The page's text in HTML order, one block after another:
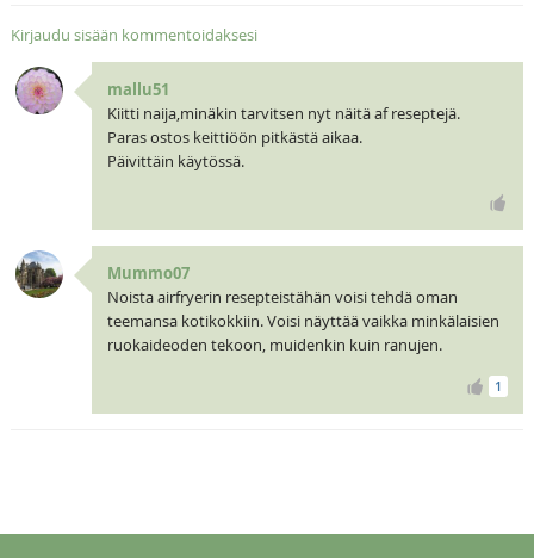
Kirjaudu sisään kommentoidaksesi
mallu51
Kiitti naija,minäkin tarvitsen nyt näitä af reseptejä.
Paras ostos keittiöön pitkästä aikaa.
Päivittäin käytössä.
Mummo07
Noista airfryerin resepteistähän voisi tehdä oman
teemansa kotikokkiin. Voisi näyttää vaikka minkälaisien
ruokaideoden tekoon, muidenkin kuin ranujen.
1